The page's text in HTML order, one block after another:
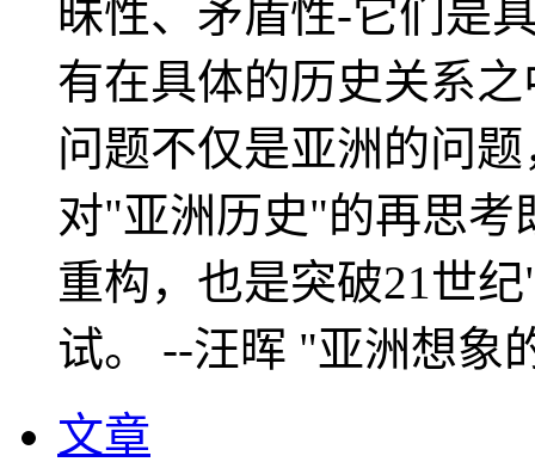
昧性、矛盾性-它们是
有在具体的历史关系
问题不仅是亚洲的问
对"亚洲历史"的再思考
重构，也是突破21世
试。 --汪晖 "亚洲想象
文章